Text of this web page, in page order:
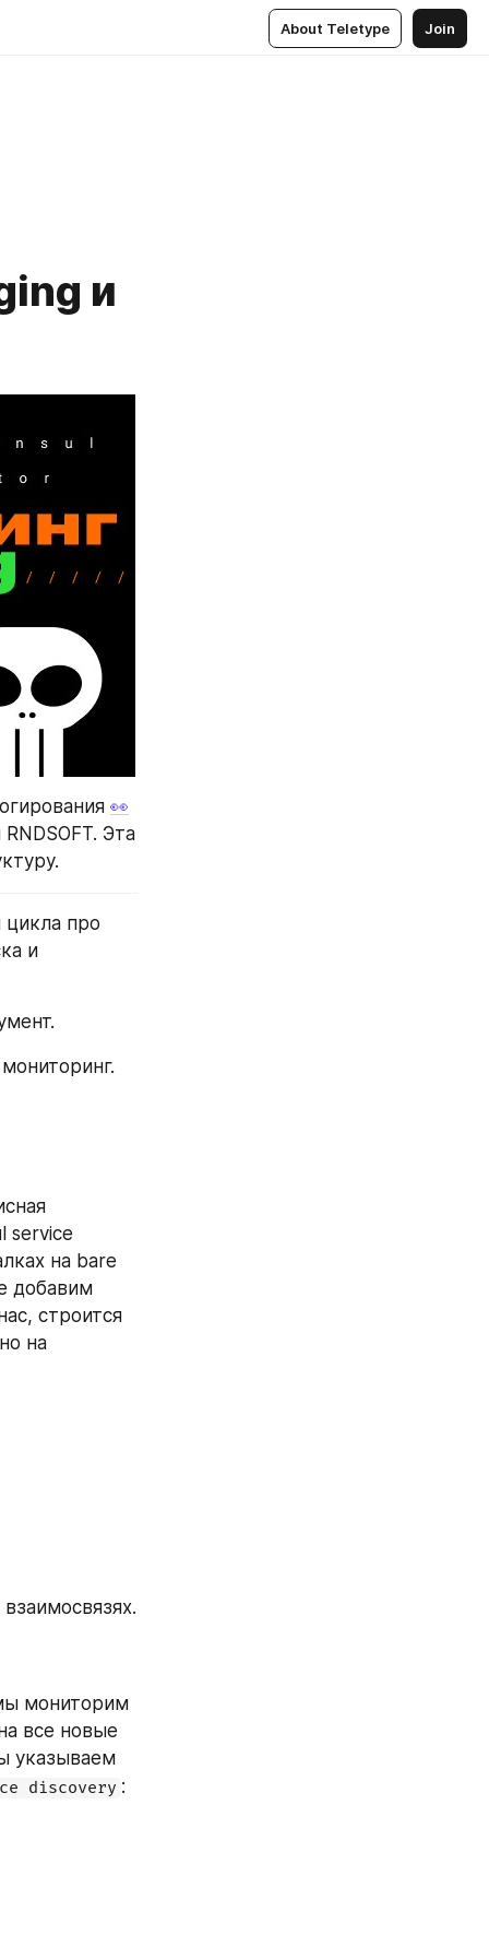
About Teletype Join
и
👀
Эта
цикла про
и
service
на bare
добавим
строится
на
мониторим
все новые
указываем
discovery :